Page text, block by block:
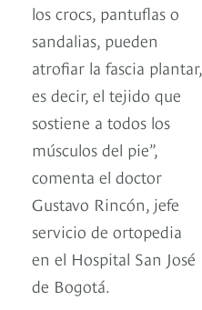
los crocs, pantuflas o
sandalias, pueden
atrofiar la fascia plantar,
es decir, el tejido que
sostiene a todos los
músculos del pie”,
comenta el doctor
Gustavo Rincón, jefe
servicio de ortopedia
en el Hospital San José
de Bogotá.